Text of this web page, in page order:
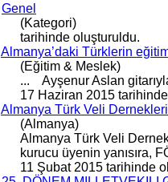
Genel
(Kategori)
tarihinde oluşturuldu.
Almanya’daki Türklerin
(Eğitim & Meslek)
... Ayşenur Aslan
17 Haziran 2015
Almanya Türk Veli
(Almanya)
Almanya Türk Veli
kurucu üyenin yanısıra,
11 Şubat 2015 tarihinde